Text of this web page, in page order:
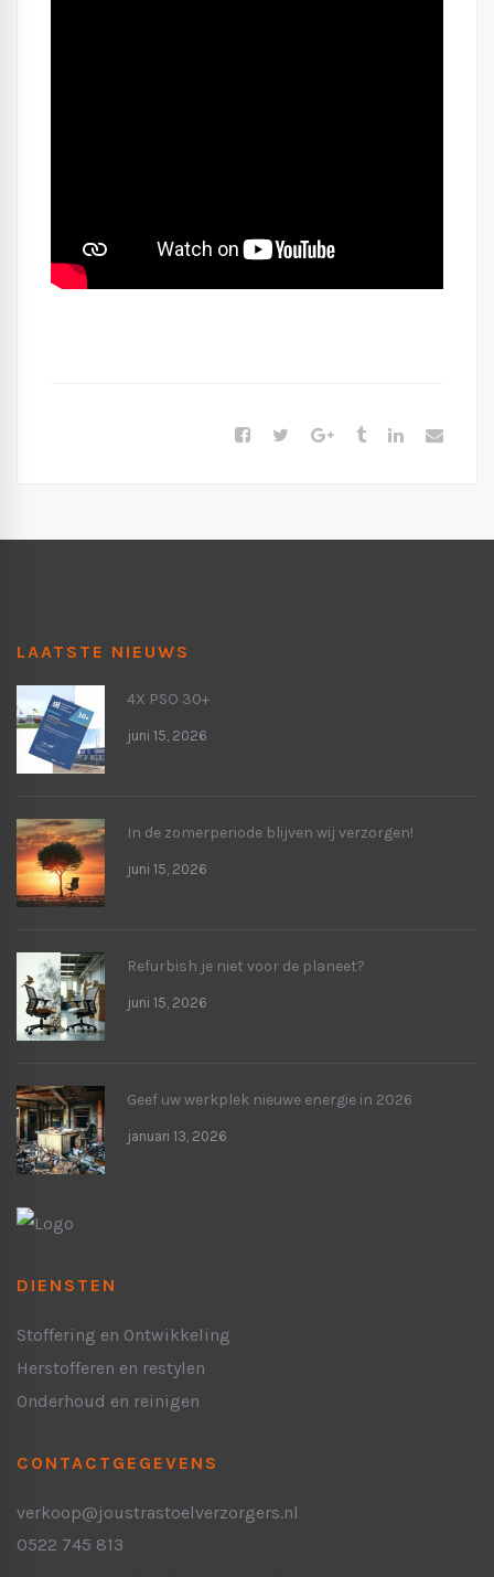
LAATSTE NIEUWS
4X PSO 30+
juni 15, 2026
In de zomerperiode blijven wij verzorgen!
juni 15, 2026
Refurbish je niet voor de planeet?
juni 15, 2026
Geef uw werkplek nieuwe energie in 2026
januari 13, 2026
DIENSTEN
Stoffering en Ontwikkeling
Herstofferen en restylen
Onderhoud en reinigen
CONTACTGEGEVENS
verkoop@joustrastoelverzorgers.nl
0522 745 813